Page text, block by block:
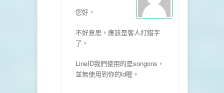
您好，
不好意思， 應該是客人打錯字
了。
LineID我們使用的是songons，
並無使用到你的id喔。